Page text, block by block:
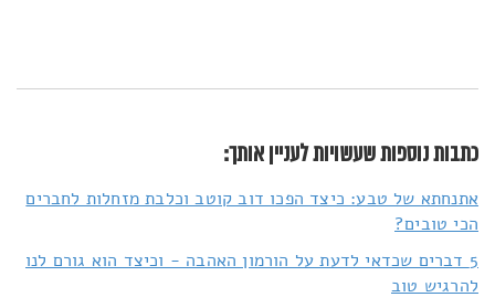
כתבות נוספות שעשויות לעניין אותך:
אתנחתא של טבע: כיצד הפכו דוב קוטב וכלבת מזחלות לחברים
הכי טובים?
5 דברים שכדאי לדעת על הורמון האהבה - וכיצד הוא גורם לנו
להרגיש טוב